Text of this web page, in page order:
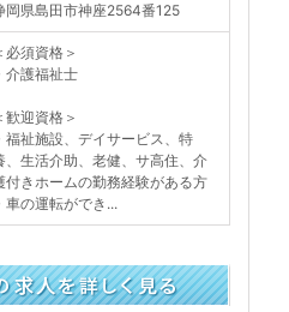
岡県島田市神座2564番125
必須資格＞
介護福祉士
歓迎資格＞
福祉施設、デイサービス、特
、生活介助、老健、サ高住、介
付きホームの勤務経験がある方
車の運転ができ...